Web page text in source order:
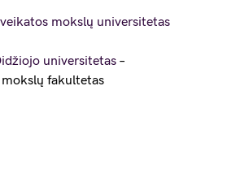
mokslų universitetas
universitetas –
fakultetas